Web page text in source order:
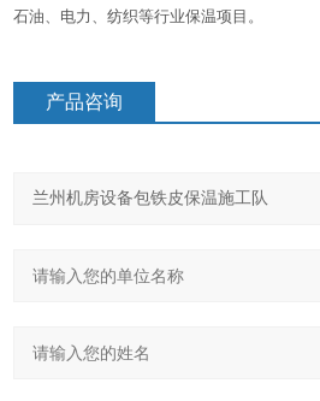
石油、电力、纺织等行业保温项目。
产品咨询